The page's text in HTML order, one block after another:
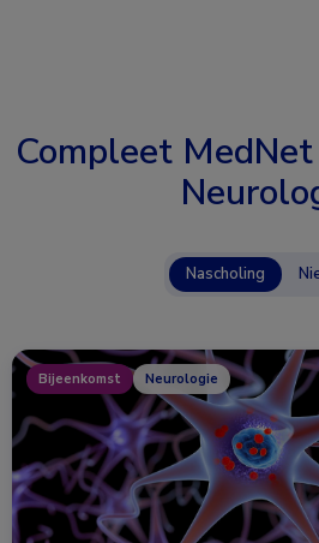
Compleet
Nascholing
Bijeenkomst Neurologie